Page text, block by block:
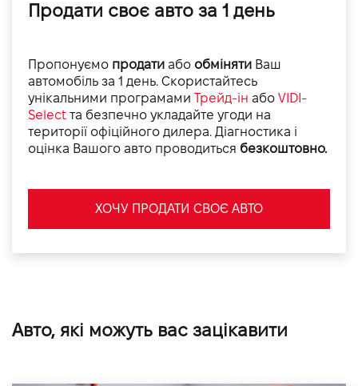
Продати своє авто за 1 день
Пропонуємо продати або обміняти Ваш
автомобіль за 1 день. Скористайтесь
унікальними програмами Трейд-ін або VIDI-
Select та безпечно укладайте угоди на
території офіційного дилера. Діагностика і
оцінка Вашого авто проводиться безкоштовно.
ХОЧУ ПРОДАТИ СВОЄ АВТО
Авто, які можуть вас зацікавити